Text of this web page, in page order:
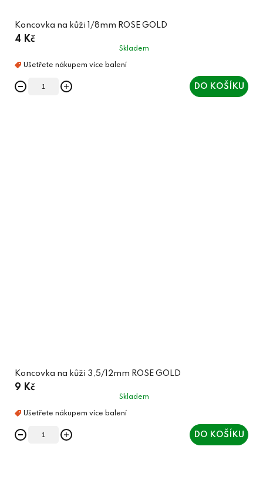
Koncovka na kůži 1/8mm ROSE GOLD
4 Kč
Skladem
DO KOŠÍKU
Koncovka na kůži 3,5/12mm ROSE GOLD
9 Kč
Skladem
DO KOŠÍKU